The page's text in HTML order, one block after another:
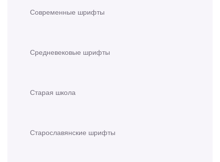
Современные шрифты
Средневековые шрифты
Старая школа
Старославянские шрифты